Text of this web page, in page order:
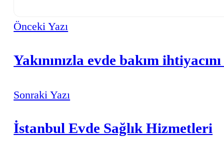
Önceki Yazı
Yakınınızla evde bakım
Sonraki Yazı
İstanbul Evde Sağlık Hizmetleri